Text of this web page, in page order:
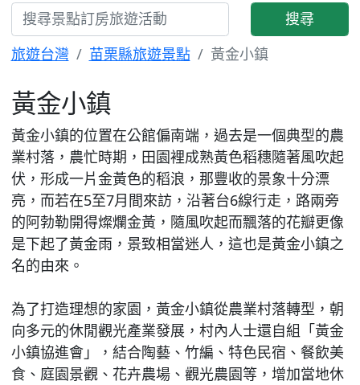
搜尋
旅遊台灣
苗栗縣旅遊景點 黃金小鎮
黃金小鎮
黃金小鎮的位置在公館偏南端，過去是一個典型的農
業村落，農忙時期，田園裡成熟黃色稻穗隨著風吹起
伏，形成一片金黃色的稻浪，那豐收的景象十分漂
亮，而若在5至7月間來訪，沿著台6線行走，路兩旁
的阿勃勒開得燦爛金黃，隨風吹起而飄落的花瓣更像
是下起了黃金雨，景致相當迷人，這也是黃金小鎮之
名的由來。
為了打造理想的家園，黃金小鎮從農業村落轉型，朝
向多元的休閒觀光產業發展，村內人士還自組「黃金
小鎮協進會」，結合陶藝、竹編、特色民宿、餐飲美
食、庭園景觀、花卉農場、觀光農園等，增加當地休